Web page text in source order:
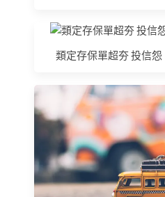
類定存保單超夯 投信